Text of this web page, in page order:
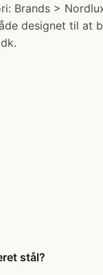
Brands >
designet til at
stål?